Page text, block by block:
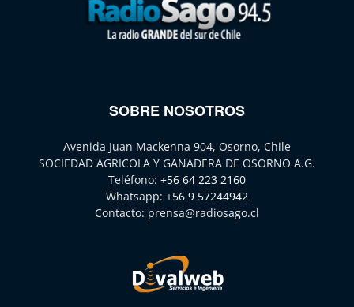
SOBRE NOSOTROS
Avenida Juan Mackenna 904, Osorno, Chile
SOCIEDAD AGRICOLA Y GANADERA DE OSORNO A.G.
Teléfono: +56 64 223 2160
Whatsapp: +56 9 57244942
Contacto: prensa@radiosago.cl